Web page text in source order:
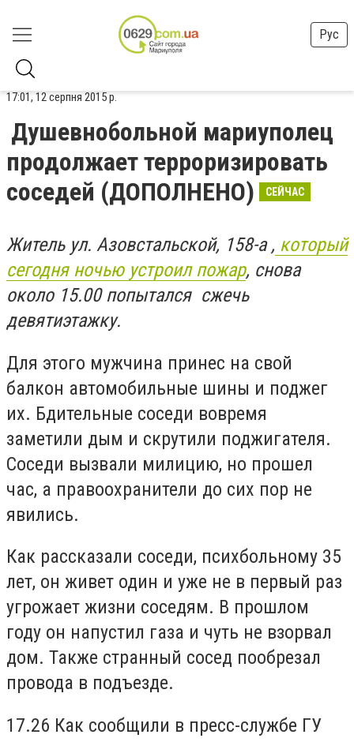
Рус
17:01, 12 серпня 2015 р.
Душевнобольной мариуполец
продолжает терроризировать
соседей (ДОПОЛНЕНО)
СЕЙЧАС
Житель ул. Азовстальской, 158-а , который
сегодня ночью устроил пожар, снова
около 15.00 попытался сжечь
девятиэтажку.
Для этого мужчина принес на свой
балкон автомобильные шины и поджег
их. Бдительные соседи вовремя
заметили дым и скрутили поджигателя.
Соседи вызвали милицию, но прошел
час, а правоохранители до сих пор не
явились.
Как рассказали соседи, психбольному 35
лет, он живет один и уже не в первый раз
угрожает жизни соседям. В прошлом
году он напустил газа и чуть не взорвал
дом. Также странный сосед пообрезал
провода в подъезде.
17.26 Как сообщили в пресс-службе ГУ